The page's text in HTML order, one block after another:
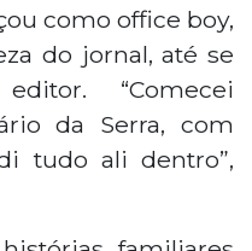
como office boy,
do jornal, até se
“Comecei
da Serra, com
tudo ali dentro”,